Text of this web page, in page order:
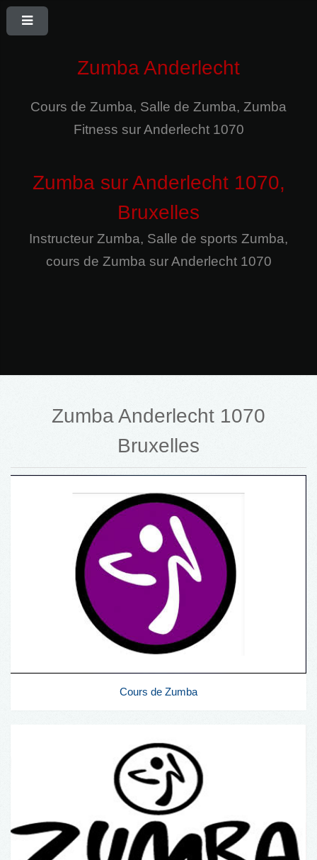
Zumba Anderlecht
Cours de Zumba, Salle de Zumba, Zumba
Fitness sur Anderlecht 1070
ZumbasurAnderlecht 1070,
Bruxelles
Instructeur Zumba, Salle de sports Zumba,
cours de Zumba surAnderlecht 1070
Zumba Anderlecht 1070
Bruxelles
Cours de Zumba